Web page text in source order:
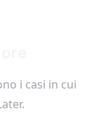
i casi in cui